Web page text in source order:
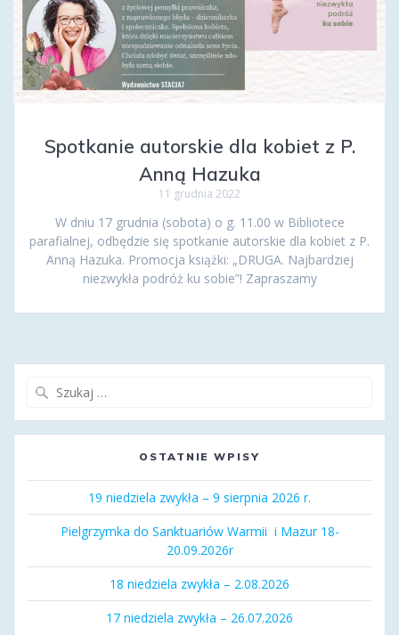
Spotkanie autorskie dla kobiet z P.
Anną Hazuka
11 grudnia 2022
W dniu 17 grudnia (sobota) o g. 11.00 w Bibliotece
parafialnej, odbędzie się spotkanie autorskie dla kobiet z P.
Anną Hazuka. Promocja książki: „DRUGA. Najbardziej
niezwykła podróż ku sobie”! Zapraszamy
OSTATNIE WPISY
19 niedziela zwykła – 9 sierpnia 2026 r.
Pielgrzymka do Sanktuariów Warmii i Mazur 18-
20.09.2026r
18 niedziela zwykła – 2.08.2026
17 niedziela zwykła – 26.07.2026